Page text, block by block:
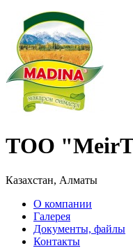
ТОО
Казахстан, Алматы
О компании
Галерея
Документы, файлы
Контакты